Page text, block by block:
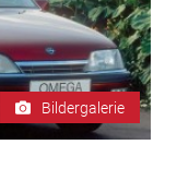
Bildergalerie